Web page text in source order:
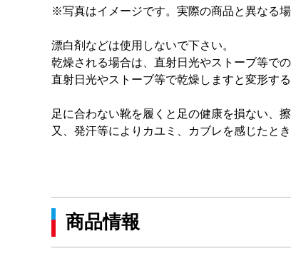
※写真はイメージです。実際の商品と異なる場
漂白剤などは使用しないで下さい。
乾燥される場合は、直射日光やストーブ等で
直射日光やストーブ等で乾燥しますと変形する
足に合わない靴を履くと足の健康を損ない、
又、発汗等によりカユミ、カブレを感じたと
商品情報